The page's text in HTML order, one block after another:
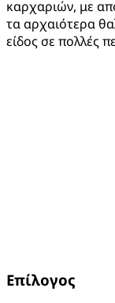
καρχαριών, με
τα αρχαιότερα
είδος σε πολλές
Επίλογος